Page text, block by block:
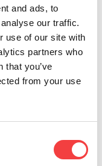
and ads, to
our traffic.
use of our site with
partners who
that you’ve
from your use
Envoyer